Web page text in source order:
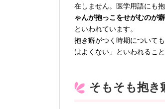
在しません。医学用語にも
ゃんが抱っこをせがむのが
といわれています。
抱き癖がつく時期について
はよくない」といわれること
そもそも抱き